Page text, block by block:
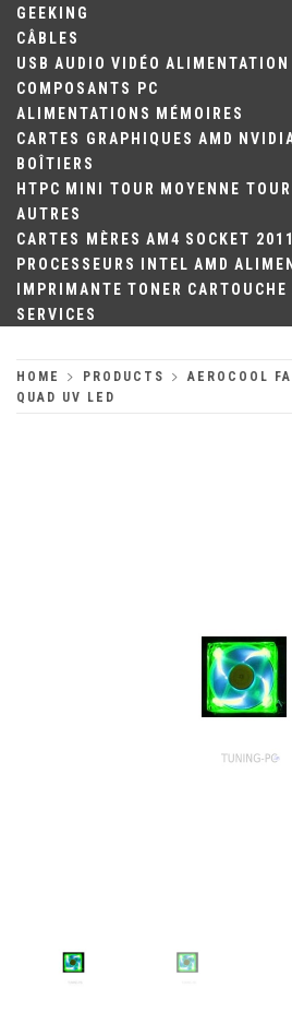
GEEKING
CÂBLES
USB AUDIO VIDÉO ALIMENTATION
COMPOSANTS PC
ALIMENTATIONS
MÉMOIRES
CARTES GRAPHIQUES AMD
BOÎTIERS
HTPC MINI TOUR MOYENNE TOUR
AUTRES
CARTES MÈRES AM4 SOCKET 2011
PROCESSEURS
INTEL AMD
IMPRIMANTE TONER CARTOUCHE
SERVICES
HOME PRODUCTS
AEROCOOL
QUAD UV LED